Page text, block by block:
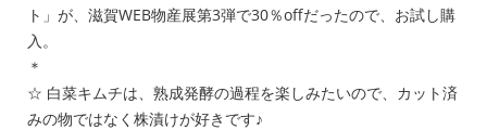
ト」が、滋賀WEB物産展第3弾で30％offだったので、お試し購
入。
＊
☆ 白菜キムチは、熟成発酵の過程を楽しみたいので、カット済
みの物ではなく株漬けが好きです♪